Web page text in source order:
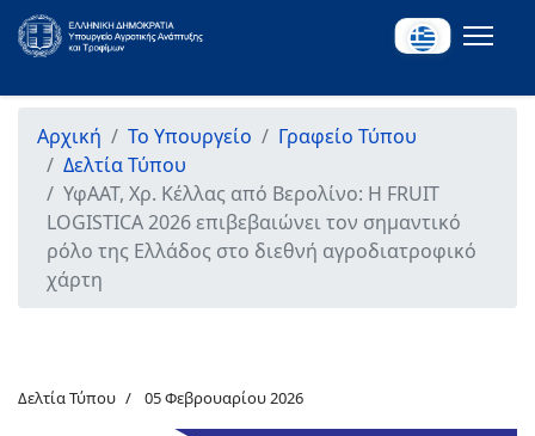
Αρχική Το Υπουργείο
Γραφείο Τύπου
Δελτία Τύπου
ΥφΑΑΤ, Χρ. Κέλλας από Βερολίνο: Η FRUIT
LOGISTICA 2026 επιβεβαιώνει τον σημαντικό
ρόλο της Ελλάδος στο διεθνή αγροδιατροφικό
χάρτη
Δελτία Τύπου 05 Φεβρουαρίου 2026